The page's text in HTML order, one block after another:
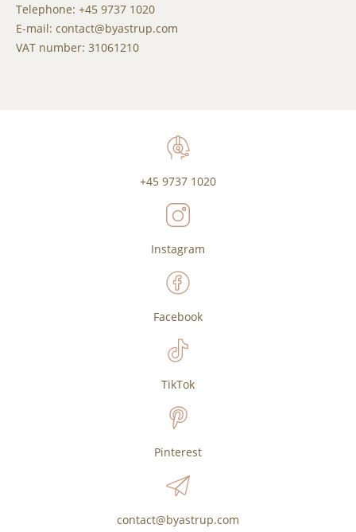
Telephone: +45 9737 1020
E-mail: contact@byastrup.com
VAT number: 31061210
+45 9737 1020
Instagram
Facebook
TikTok
Pinterest
contact@byastrup.com